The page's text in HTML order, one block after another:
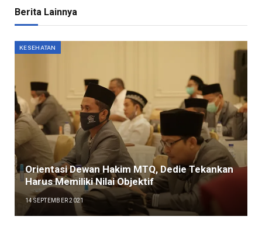
Berita Lainnya
KESEHATAN
Orientasi Dewan Hakim MTQ, Dedie Tekankan
Harus Memiliki Nilai Objektif
14 SEPTEMBER 2021